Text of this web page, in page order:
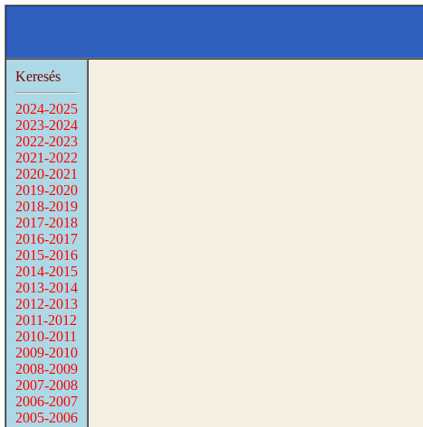
Keresés
2024-2025
2023-2024
2022-2023
2021-2022
2020-2021
2019-2020
2018-2019
2017-2018
2016-2017
2015-2016
2014-2015
2013-2014
2012-2013
2011-2012
2010-2011
2009-2010
2008-2009
2007-2008
2006-2007
2005-2006